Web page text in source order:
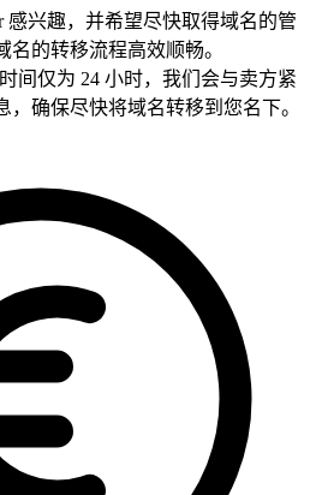
感兴趣，并希望尽快取得域名的管
的转移流程高效顺畅。
间仅为 24 小时，我们会与卖方紧
确保尽快将域名转移到您名下。